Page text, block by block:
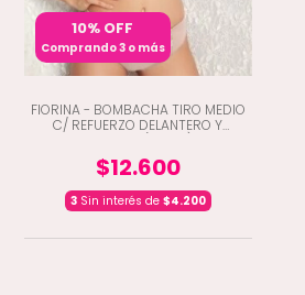
10% OFF
Comprando 3 o más
FIORINA - BOMBACHA TIRO MEDIO
C/ REFUERZO DELANTERO Y
$12.600
3Sin interés de $4.200